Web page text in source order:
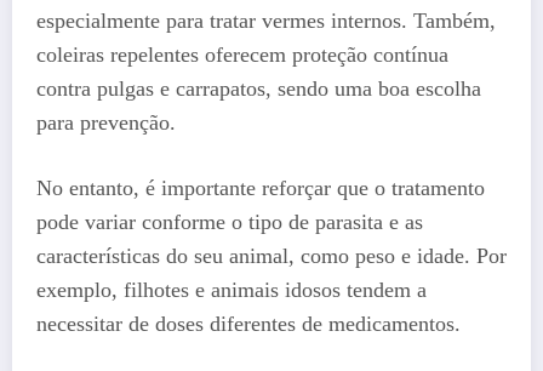
especialmente para tratar vermes internos. Também,
coleiras repelentes oferecem proteção contínua
contra pulgas e carrapatos, sendo uma boa escolha
para prevenção.
No entanto, é importante reforçar que o tratamento
pode variar conforme o tipo de parasita e as
características do seu animal, como peso e idade. Por
exemplo, filhotes e animais idosos tendem a
necessitar de doses diferentes de medicamentos.